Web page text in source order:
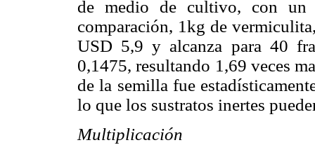
de medio de cultivo, con
comparación, 1kg de
USD 5,9 y alcanza para 40
0,1475, resultando 1,69 veces
de la semilla fue
lo que los sustratos inertes
Multiplicación